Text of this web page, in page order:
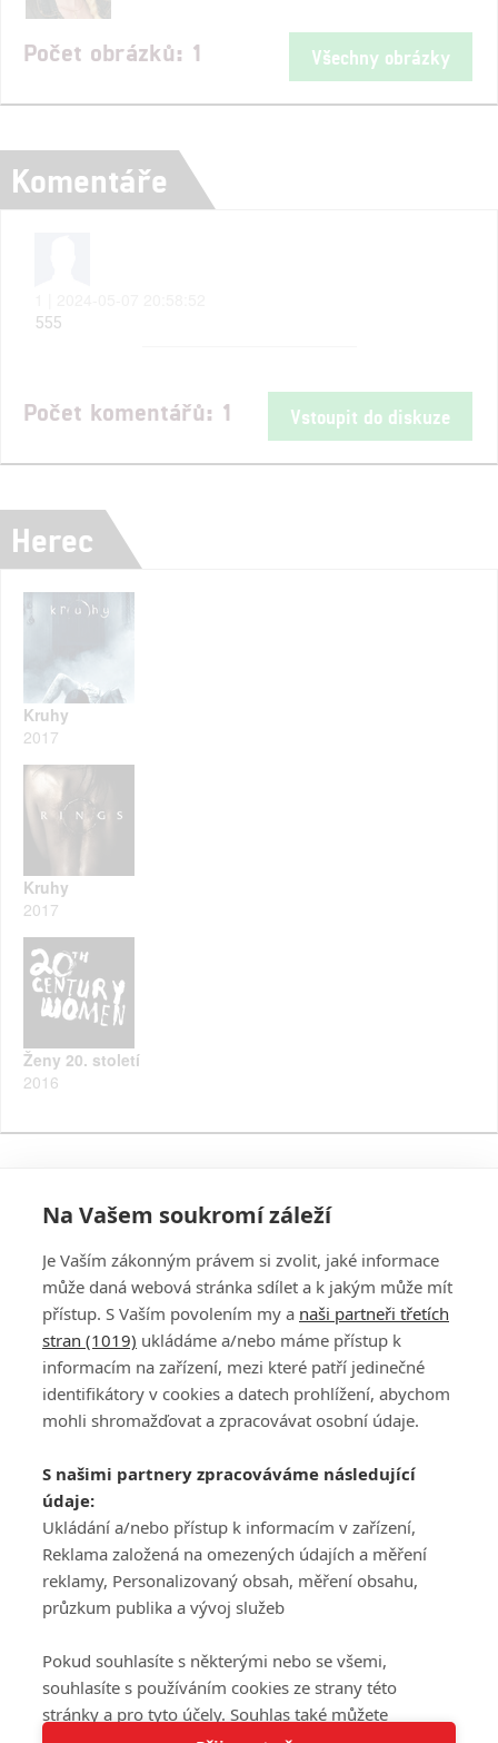
Tato stránka používá soubory cookies.
Počet obrázků: 1 Všechny obrázky
Komentáře
555
Počet komentářů: 1 Vstoupit do diskuze
Herec
Kruhy
2017
Kruhy
2017
Ženy 20. století
2016
PŘIHLÁSIT
REGISTROVAT
DISKUZE
Šéfredaktorkou webu jePetr Slavík, e-mailserialy@fandimefilmu.cz
Máte-li zájem o inzerci na našem webu napište nám na e-mail
studio@koncal.com
Ochrana osobních údajů|Zásady používání cookies |Pravidla webu
Upravit nastavení soukromí
Na Vašem soukromí záleží
Je Vaším zákonným právem si zvolit, jaké informace
může daná webová stránka sdílet a k jakým může mít
přístup. S Vaším povolením my a naši partneři třetích
stran (1019) ukládáme a/nebo máme přístup k
informacím na zařízení, mezi které patří jedinečné
identifikátory v cookies a datech prohlížení, abychom
mohli shromažďovat a zpracovávat osobní údaje.
S našimi partnery zpracováváme následující
údaje:
Ukládání a/nebo přístup k informacím v zařízení,
Reklama založená na omezených údajích a měření
reklamy, Personalizovaný obsah, měření obsahu,
průzkum publika a vývoj služeb
Pokud souhlasíte s některými nebo se všemi,
souhlasíte s používáním cookies ze strany této
stránky a pro tyto účely. Souhlas také můžete